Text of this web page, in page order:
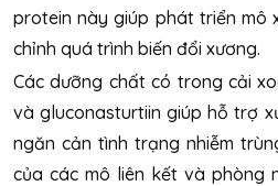
protein này giúp phát triển mô
chỉnh quá trình biến đổi xương.
Các dưỡng chất có trong cải
và gluconasturtiin giúp hỗ trợ
ngăn cản tình trạng nhiễm
của các mô liên kết và phòng